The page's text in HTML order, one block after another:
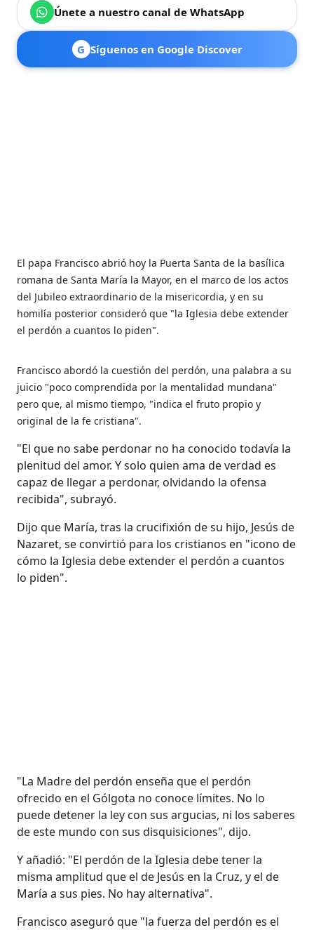
Únete a nuestro canal de WhatsApp
G Síguenos en Google Discover
El papa Francisco abrió hoy la Puerta Santa de la basílica
romana de Santa María la Mayor, en el marco de los actos
del Jubileo extraordinario de la misericordia, y en su
homilía posterior consideró que "la Iglesia debe extender
el perdón a cuantos lo piden".
Francisco abordó la cuestión del perdón, una palabra a su
juicio "poco comprendida por la mentalidad mundana"
pero que, al mismo tiempo, "indica el fruto propio y
original de la fe cristiana".
"El que no sabe perdonar no ha conocido todavía la
plenitud del amor. Y solo quien ama de verdad es
capaz de llegar a perdonar, olvidando la ofensa
recibida", subrayó.
Dijo que María, tras la crucifixión de su hijo, Jesús de
Nazaret, se convirtió para los cristianos en "icono de
cómo la Iglesia debe extender el perdón a cuantos
lo piden".
"La Madre del perdón enseña que el perdón
ofrecido en el Gólgota no conoce límites. No lo
puede detener la ley con sus argucias, ni los saberes
de este mundo con sus disquisiciones", dijo.
Y añadió: "El perdón de la Iglesia debe tener la
misma amplitud que el de Jesús en la Cruz, y el de
María a sus pies. No hay alternativa".
Francisco aseguró que "la fuerza del perdón es el